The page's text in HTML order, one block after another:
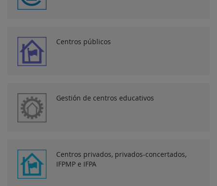
Centros públicos
Gestión de centros educativos
Centros privados, privados-concertados,
IFPMP e IFPA